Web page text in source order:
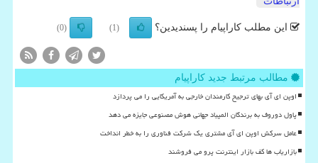
این مطلب کاراپیام را پسندیدین؟ (1)
(0)
مطالب مرتبط جدید کاراپیام
اوپن ای آی بهای ترجیح کارمندان خارجی به آمریکایی را می پردازد
پاول دوروف به برندگان المپیاد جهانی هوش مصنوعی جایزه می دهد
عامل سرکش اوپن ای آی مشتری یک شرکت فناوری را به خطر انداخت
بازاریاب ها کف بازار اینترنت پرو می فروشند